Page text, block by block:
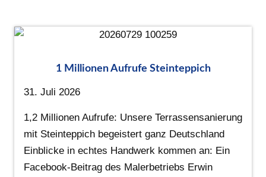
1 Millionen Aufrufe Steinteppich
31. Juli 2026
1,2 Millionen Aufrufe: Unsere Terrassensanierung
mit Steinteppich begeistert ganz Deutschland
Einblicke in echtes Handwerk kommen an: Ein
Facebook-Beitrag des Malerbetriebs Erwin